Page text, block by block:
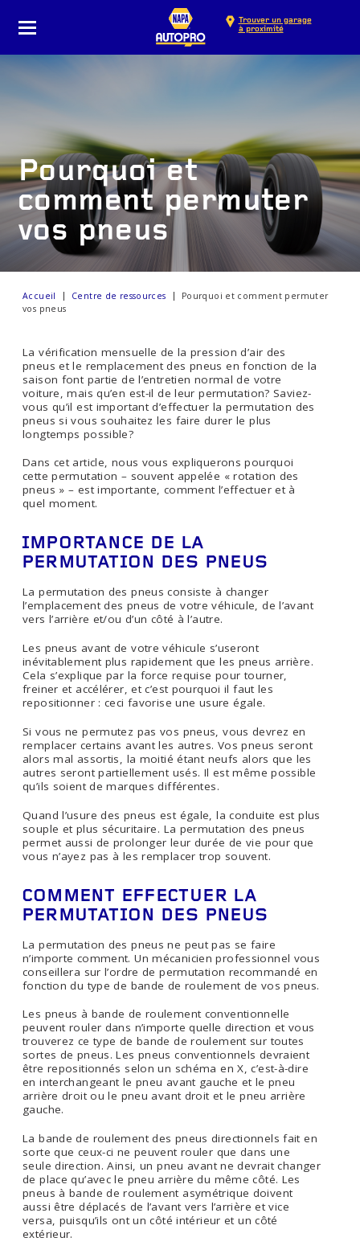
Trouver un garage
à proximité
Pourquoi et
comment permuter
vos pneus
Accueil Centre de ressources
Pourquoi et comment permuter
vos pneus
La vérification mensuelle de la pression d’air des
pneus et le remplacement des pneus en fonction de la
saison font partie de l’entretien normal de votre
voiture, mais qu’en est-il de leur permutation? Saviez-
vous qu’il est important d’effectuer la permutation des
pneus si vous souhaitez les faire durer le plus
longtemps possible?
Dans cet article, nous vous expliquerons pourquoi
cette permutation – souvent appelée « rotation des
pneus » – est importante, comment l’effectuer et à
quel moment.
IMPORTANCE DE LA
PERMUTATION DES PNEUS
La permutation des pneus consiste à changer
l’emplacement des pneus de votre véhicule, de l’avant
vers l’arrière et/ou d’un côté à l’autre.
Les pneus avant de votre véhicule s’useront
inévitablement plus rapidement que les pneus arrière.
Cela s’explique par la force requise pour tourner,
freiner et accélérer, et c’est pourquoi il faut les
repositionner : ceci favorise une usure égale.
Si vous ne permutez pas vos pneus, vous devrez en
remplacer certains avant les autres. Vos pneus seront
alors mal assortis, la moitié étant neufs alors que les
autres seront partiellement usés. Il est même possible
qu’ils soient de marques différentes.
Quand l’usure des pneus est égale, la conduite est plus
souple et plus sécuritaire. La permutation des pneus
permet aussi de prolonger leur durée de vie pour que
vous n’ayez pas à les remplacer trop souvent.
COMMENT EFFECTUER LA
PERMUTATION DES PNEUS
La permutation des pneus ne peut pas se faire
n’importe comment. Un mécanicien professionnel vous
conseillera sur l’ordre de permutation recommandé en
fonction du type de bande de roulement de vos pneus.
Les pneus à bande de roulement conventionnelle
peuvent rouler dans n’importe quelle direction et vous
trouverez ce type de bande de roulement sur toutes
sortes de pneus. Les pneus conventionnels devraient
être repositionnés selon un schéma en X, c’est-à-dire
en interchangeant le pneu avant gauche et le pneu
arrière droit ou le pneu avant droit et le pneu arrière
gauche.
La bande de roulement des pneus directionnels fait en
sorte que ceux-ci ne peuvent rouler que dans une
seule direction. Ainsi, un pneu avant ne devrait changer
de place qu’avec le pneu arrière du même côté. Les
pneus à bande de roulement asymétrique doivent
aussi être déplacés de l’avant vers l’arrière et vice
versa, puisqu’ils ont un côté intérieur et un côté
extérieur.